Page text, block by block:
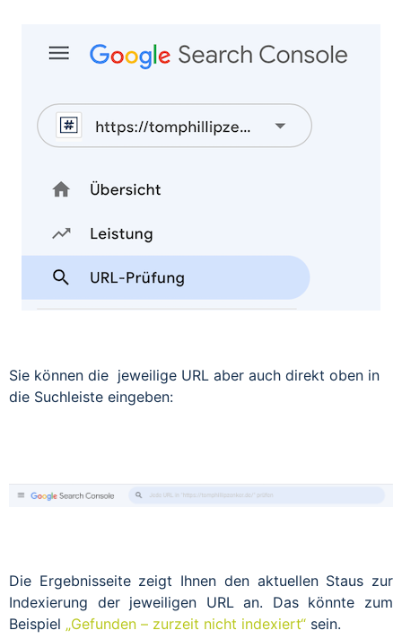
Sie können die jeweilige URL aber auch direkt oben in
die Suchleiste eingeben:
Die Ergebnisseite zeigt Ihnen den aktuellen Staus zur
Indexierung der jeweiligen URL an. Das könnte zum
Beispiel „Gefunden – zurzeit nicht indexiert“ sein.